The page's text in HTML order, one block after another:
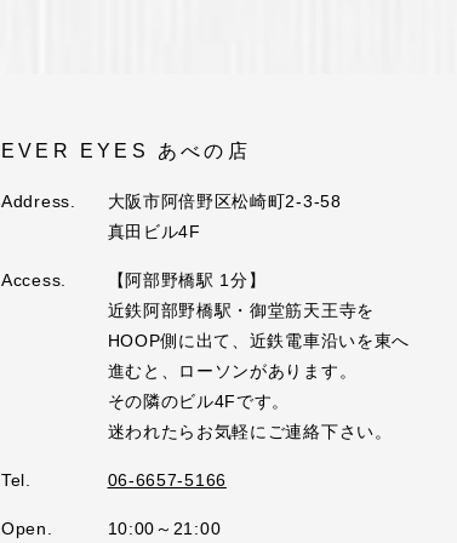
EVER EYES あべの店
Address.
大阪市阿倍野区松崎町2-3-58
真田ビル4F
Access.
【阿部野橋駅 1分】
近鉄阿部野橋駅・御堂筋天王寺を
HOOP側に出て、近鉄電車沿いを東へ
進むと、ローソンがあります。
その隣のビル4Fです。
迷われたらお気軽にご連絡下さい。
Tel. 06-6657-5166
Open. 10:00～21:00